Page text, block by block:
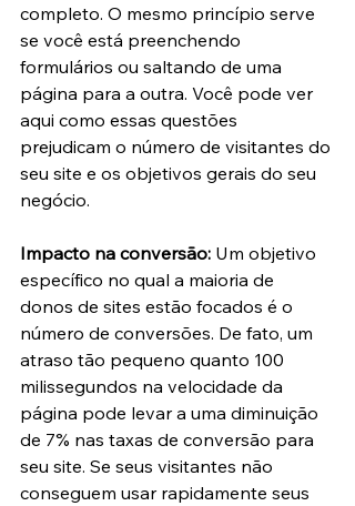
completo. O mesmo princípio serve
se você está preenchendo
formulários ou saltando de uma
página para a outra. Você pode ver
aqui como essas questões
prejudicam o número de visitantes do
seu site e os objetivos gerais do seu
negócio.
Impacto na conversão: Um objetivo
específico no qual a maioria de
donos de sites estão focados é o
número de conversões. De fato, um
atraso tão pequeno quanto 100
milissegundos na velocidade da
página pode levar a uma diminuição
de 7% nas taxas de conversão para
seu site. Se seus visitantes não
conseguem usar rapidamente seus